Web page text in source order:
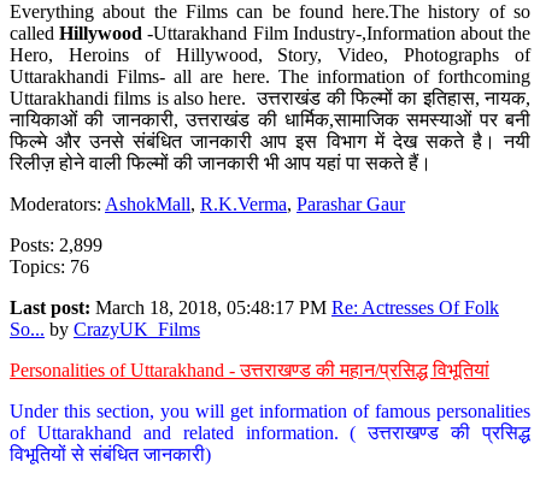
Everything about the Films can be found here.The history of so
calledHillywood-Uttarakhand Film Industry-,Information about the
Hero, Heroins of Hillywood, Story, Video, Photographs of
Uttarakhandi Films- all are here. The information of forthcoming
Uttarakhandi films is also here. उत्तराखंड की फिल्मों का इतिहास, नायक,
नायिकाओं की जानकारी, उत्तराखंड की धार्मिक,सामाजिक समस्याओं पर बनी
फिल्मे और उनसे संबंधित जानकारी आप इस विभाग में देख सकते है। नयी
रिलीज़ होने वाली फिल्मों की जानकारी भी आप यहां पा सकते हैं।
Moderators: AshokMall, R.K.Verma, Parashar Gaur
Posts: 2,899
Topics: 76
Last post: March 18, 2018, 05:48:17 PM Re: Actresses Of Folk
So... by CrazyUK_Films
Personalities of Uttarakhand - उत्तराखण्ड की महान/प्रसिद्ध विभूतियां
Under this section, you will get information of famous personalities
of Uttarakhand and related information. ( उत्तराखण्ड की प्रसिद्ध
विभूतियों से संबंधित जानकारी)